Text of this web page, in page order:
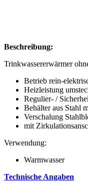
Beschreibung:
Trinkwassererwärmer
Betrieb rein-
Heizleistung
Regulier- /
Behälter aus Stahl
Verschalung
mit
Verwendung:
Warmwasser
Technische Angaben